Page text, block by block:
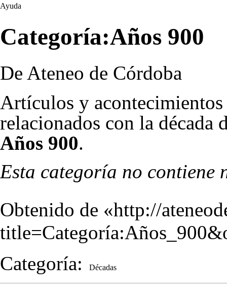
Ayuda
Categoría:Años 900
De Ateneo de Córdoba
Artículos y acontecimientos
relacionados con la década
Años 900.
Esta categoría no contiene
Obtenido de «http://
Categoría: Décadas